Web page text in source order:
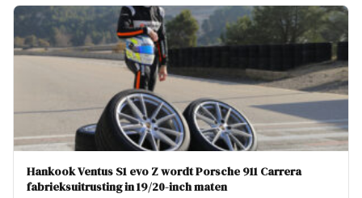
Hankook Ventus S1 evo Z wordt Porsche 911 Carrera
fabrieksuitrusting in 19/20-inch maten